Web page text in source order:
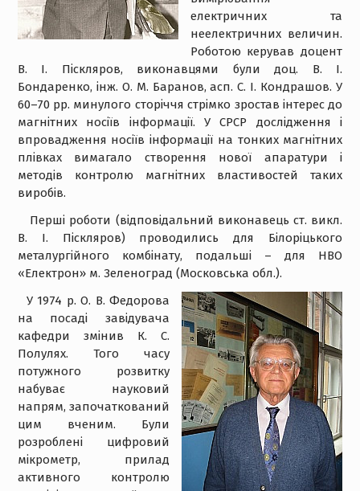
електричних та
неелектричних величин.
Роботою керував доцент
В. І. Піскляров, виконавцями були доц. В. І.
Бондаренко, інж. О. М. Баранов, асп. С. І. Кондрашов. У
60–70 рр. минулого сторіччя стрімко зростав інтерес до
магнітних носіїв інформації. У СРСР дослідження і
впровадження носіїв інформації на тонких магнітних
плівках вимагало створення нової апаратури і
методів контролю магнітних властивостей таких
виробів.
Перші роботи (відповідальний виконавець ст. викл.
В. І. Піскляров) проводились для Білоріцького
металургійного комбінату, подальші – для НВО
«Електрон» м. Зеленоград (Московська обл.).
У 1974 р. О. В. Федорова
на посаді завідувача
кафедри змінив К. С.
Полулях. Того часу
потужного розвитку
набуває науковий
напрям, започаткований
цим вченим. Були
розроблені цифровий
мікрометр, прилад
активного контролю